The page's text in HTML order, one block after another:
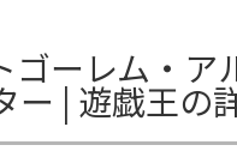
ゴーレム・
ー | 遊戯王の